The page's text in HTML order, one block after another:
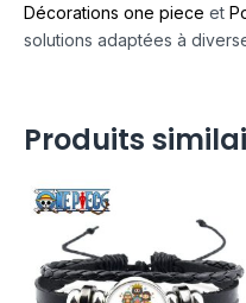
Décorations one piece et
solutions adaptées à
Produits